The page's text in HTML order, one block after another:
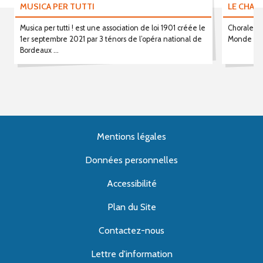
MUSICA PER TUTTI
Musica per tutti ! est une association de loi 1901 créée le
1er septembre 2021 par 3 ténors de l’opéra national de
Bordeaux ...
LE
Chorale
Monde ,
Mentions légales
Données personnelles
Accessibilité
Plan du Site
Contactez-nous
Lettre d'information